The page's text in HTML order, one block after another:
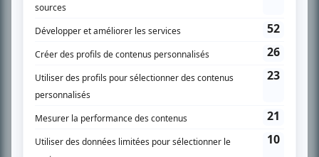
Recherche avancée
À propos
Nous contacter
Termes et conditions
Politique de confidentialité
Gestion du consentement